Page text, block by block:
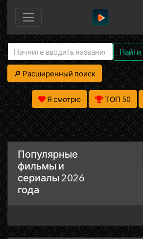
Найти
🔎 Расширенный поиск
Я смотрю ТОП 50
Популярные
фильмы и
сериалы 2026
года